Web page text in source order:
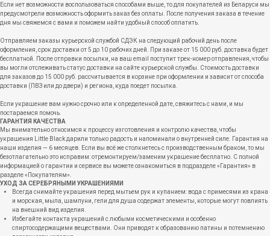
Если нет возможности воспользоваться способами выше, то для покупателей из Беларуси мы
предусмотрели возможность оформить заказ без оплаты. После получения заказа в течение
дня мы свяжемся с вами и поможем найти удобный способ оплатить.
Отправляем заказы курьерской службой СДЭК на следующий рабочий день после
оформления, срок доставки от 5 до 10 рабочих дней. При заказе от 15 000 руб. доставка будет
бесплатной. После отправки посылки, на ваш email поступит трек-номер отправления, чтобы
вы могли отслеживать статус доставки на сайте курьерской службы. Стоимость доставки
для заказов до 15 000 руб. рассчитывается в корзине при оформлении и зависит от способа
доставки (ПВЗ или до двери) и региона, куда поедет посылка.
Если украшение вам нужно срочно или к определенной дате, свяжитесь с нами, и мы
постараемся помочь.
ГАРАНТИЯ КАЧЕСТВА
Мы внимательно относимся к процессу изготовления и контролю качества, чтобы
украшения Little Black дарили только радость и напоминали о внутренней силе. Гарантия на
наши изделия — 6 месяцев. Если вы всё же столкнетесь с производственным браком, то мы
безотлагательно это исправим: отремонтируем/заменим украшение бесплатно. С полной
информацией о гарантии и сервисе вы можете ознакомиться в подразделе «Гарантия» в
разделе «Покупателям».
УХОД ЗА СЕРЕБРЯНЫМИ УКРАШЕНИЯМИ
Всегда снимайте украшения перед мытьем рук и купанием: вода с примесями из крана
и морская, мыла, шампуни, гели для душа содержат элементы, которые могут повлиять
на внешний вид изделия.
Избегайте контакта украшений с любыми косметическими и особенно
спиртосодержащими веществами. Они приводят к образованию патины и потемнению